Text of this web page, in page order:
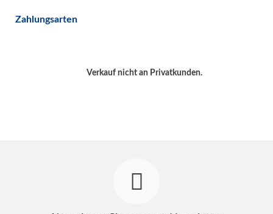
Zahlungsarten
Verkauf nicht an Privatkunden.